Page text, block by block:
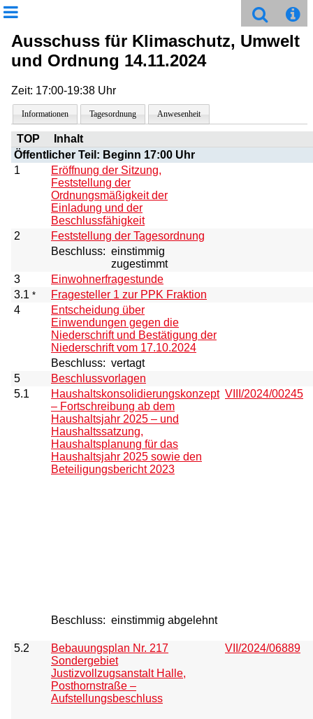
Ausschuss für Klimaschutz, Umwelt
und Ordnung 14.11.2024
Zeit: 17:00-19:38 Uhr
Informationen Tagesordnung Anwesenheit
TOP
Inhalt
Öffentlicher Teil: Beginn 17:00 Uhr
1
Eröffnung der Sitzung,
Feststellung der
Ordnungsmäßigkeit der
Einladung und der
Beschlussfähigkeit
2
Feststellung der Tagesordnung
Beschluss: einstimmig
zugestimmt
3
Einwohnerfragestunde
3.1 *
Fragesteller 1 zur PPK Fraktion
4
Entscheidung über
Einwendungen gegen die
Niederschrift und Bestätigung der
Niederschrift vom 17.10.2024
Beschluss: vertagt
5
Beschlussvorlagen
5.1
Haushaltskonsolidierungskonzept
– Fortschreibung ab dem
Haushaltsjahr 2025 – und
Haushaltssatzung,
Haushaltsplanung für das
Haushaltsjahr 2025 sowie den
Beteiligungsbericht 2023
VIII/2024/00245
Beschluss: einstimmig abgelehnt
5.2
Bebauungsplan Nr. 217
Sondergebiet
Justizvollzugsanstalt Halle,
Posthornstraße –
Aufstellungsbeschluss
VII/2024/06889